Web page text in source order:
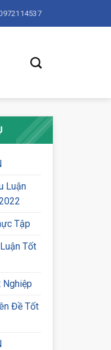
Luận
Tập
Tốt
Nghiệp
Đề Tốt